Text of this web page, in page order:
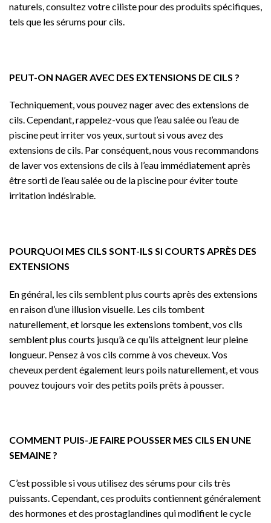
naturels, consultez votre ciliste pour des produits spécifiques,
tels que les sérums pour cils.
PEUT-ON NAGER AVEC DES EXTENSIONS DE CILS ?
Techniquement, vous pouvez nager avec des extensions de
cils. Cependant, rappelez-vous que l’eau salée ou l’eau de
piscine peut irriter vos yeux, surtout si vous avez des
extensions de cils. Par conséquent, nous vous recommandons
de laver vos extensions de cils à l’eau immédiatement après
être sorti de l’eau salée ou de la piscine pour éviter toute
irritation indésirable.
POURQUOI MES CILS SONT-ILS SI COURTS APRÈS DES
EXTENSIONS
En général, les cils semblent plus courts après des extensions
en raison d’une illusion visuelle. Les cils tombent
naturellement, et lorsque les extensions tombent, vos cils
semblent plus courts jusqu’à ce qu’ils atteignent leur pleine
longueur. Pensez à vos cils comme à vos cheveux. Vos
cheveux perdent également leurs poils naturellement, et vous
pouvez toujours voir des petits poils prêts à pousser.
COMMENT PUIS-JE FAIRE POUSSER MES CILS EN UNE
SEMAINE ?
C’est possible si vous utilisez des sérums pour cils très
puissants. Cependant, ces produits contiennent généralement
des hormones et des prostaglandines qui modifient le cycle